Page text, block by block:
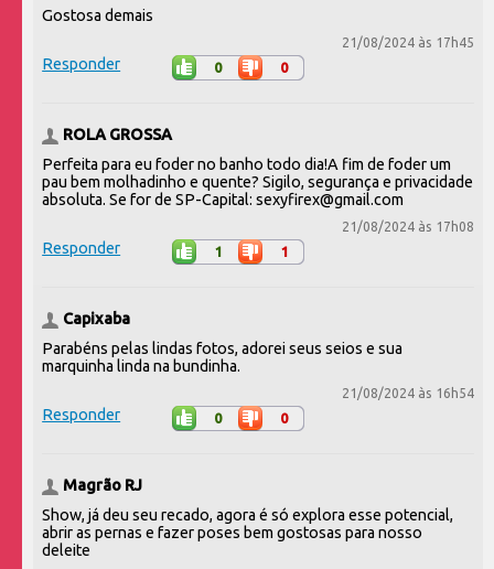
Gostosa demais
21/08/2024 às 17h45
Responder 0 0
ROLA GROSSA
Perfeita para eu foder no banho todo dia!A fim de foder um
pau bem molhadinho e quente? Sigilo, segurança e privacidade
absoluta. Se for de SP-Capital: sexyfirex@gmail.com
21/08/2024 às 17h08
Responder 1 1
Capixaba
Parabéns pelas lindas fotos, adorei seus seios e sua
marquinha linda na bundinha.
21/08/2024 às 16h54
Responder 0 0
Magrão RJ
Show, já deu seu recado, agora é só explora esse potencial,
abrir as pernas e fazer poses bem gostosas para nosso
deleite